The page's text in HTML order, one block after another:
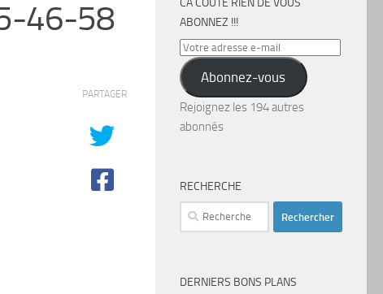
46-58
PARTAGER
CA COÛTE RIEN DE VOUS
ABONNEZ !!!
Votre
adresse
e-
mail
Abonnez-vous
Rejoignez les 194 autres
abonnés
RECHERCHE
Rechercher :
DERNIERS BONS PLANS